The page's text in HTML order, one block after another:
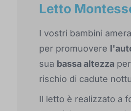
Letto
I vostri bambini
per promuovere
sua bassa altezza
rischio di cadute
Il letto è realizzato a